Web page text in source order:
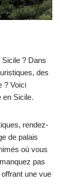
? Dans
des
? Voici
en Sicile.
rendez-
de palais
où vous
pas
une vue